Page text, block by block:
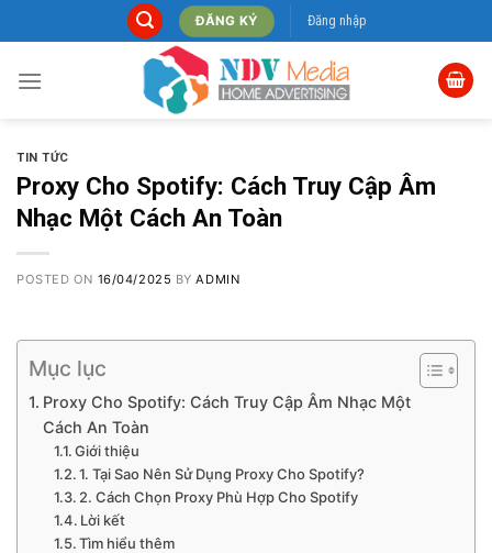
to
content
ĐĂNG KÝ Đăng nhập
TIN TỨC
Proxy Cho Spotify: Cách Truy Cập Âm
Nhạc Một Cách An Toàn
POSTED ON 16/04/2025 BYADMIN
Mục lục
Proxy Cho Spotify: Cách Truy Cập Âm Nhạc Một
Cách An Toàn
Giới thiệu
1. Tại Sao Nên Sử Dụng Proxy Cho Spotify?
2. Cách Chọn Proxy Phù Hợp Cho Spotify
Lời kết
Tìm hiểu thêm